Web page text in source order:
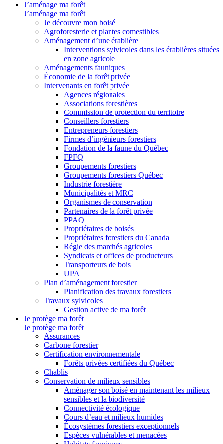
J’aménage ma forêt
J’aménage ma forêt
Je découvre mon boisé
Agroforesterie et plantes comestibles
Aménagement d’une érablière
Interventions sylvicoles dans les érablières situées
en zone agricole
Aménagements fauniques
Économie de la forêt privée
Intervenants en forêt privée
Agences régionales
Associations forestières
Commission de protection du territoire
Conseillers forestiers
Entrepreneurs forestiers
Firmes d’ingénieurs forestiers
Fondation de la faune du Québec
FPFQ
Groupements forestiers
Groupements forestiers Québec
Industrie forestière
Municipalités et MRC
Organismes de conservation
Partenaires de la forêt privée
PPAQ
Propriétaires de boisés
Propriétaires forestiers du Canada
Régie des marchés agricoles
Syndicats et offices de producteurs
Transporteurs de bois
UPA
Plan d’aménagement forestier
Planification des travaux forestiers
Travaux sylvicoles
Gestion active de ma forêt
Je protège ma forêt
Je protège ma forêt
Assurances
Carbone forestier
Certification environnementale
Forêts privées certifiées du Québec
Chablis
Conservation de milieux sensibles
Aménager son boisé en maintenant les milieux
sensibles et la biodiversité
Connectivité écologique
Cours d’eau et milieux humides
Écosystèmes forestiers exceptionnels
Espèces vulnérables et menacées